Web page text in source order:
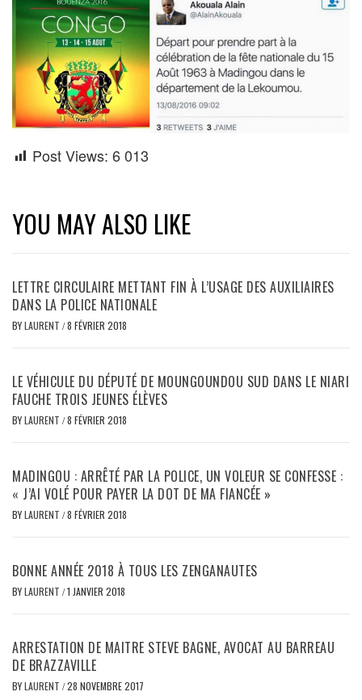
Post Views: 6 013
YOU MAY ALSO LIKE
LETTRE CIRCULAIRE METTANT FIN À L’USAGE DES AUXILIAIRES
DANS LA POLICE NATIONALE
BYLAURENT /8 FÉVRIER 2018
LE VÉHICULE DU DÉPUTÉ DE MOUNGOUNDOU SUD DANS LE NIARI
FAUCHE TROIS JEUNES ÉLÈVES
BYLAURENT /8 FÉVRIER 2018
MADINGOU : ARRÊTÉ PAR LA POLICE, UN VOLEUR SE CONFESSE :
« J’AI VOLÉ POUR PAYER LA DOT DE MA FIANCÉE »
BYLAURENT /8 FÉVRIER 2018
BONNE ANNÉE 2018 À TOUS LES ZENGANAUTES
BYLAURENT /1 JANVIER 2018
ARRESTATION DE MAITRE STEVE BAGNE, AVOCAT AU BARREAU
DE BRAZZAVILLE
BYLAURENT /28 NOVEMBRE 2017